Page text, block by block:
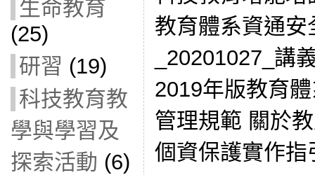
生命教育
(25)
研習 (19)
科技教育教
學與學習及
探索活動 (6)
教育體系資通
_20201027_講
2019年版教育
管理規範 關於
個資保護實作指